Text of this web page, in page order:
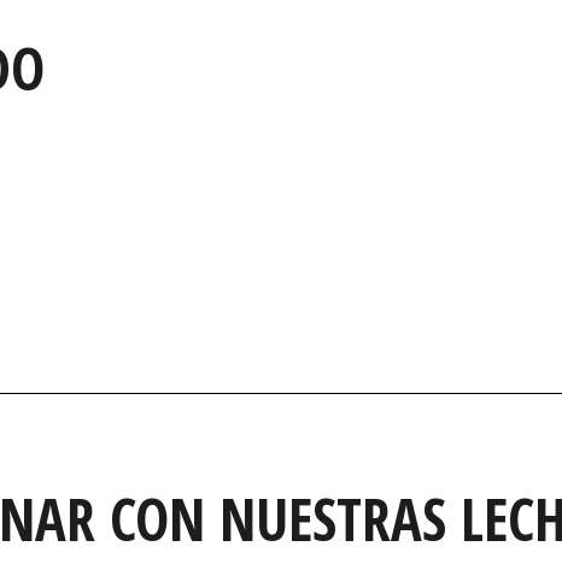
CON NUESTRAS